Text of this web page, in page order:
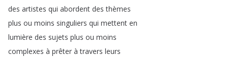
des artistes qui abordent des thèmes
plus ou moins singuliers qui mettent en
lumière des sujets plus ou moins
complexes à prêter à travers leurs